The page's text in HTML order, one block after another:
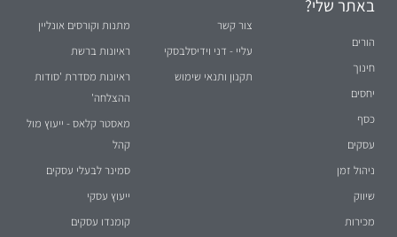
באתר שלי?
הורים
חינוך
יחסים
כסף
עסקים
ניהול זמן
שיווק
מכירות
צור קשר
עליי - דני וידיסלבסקי
תקנון ותנאי שימוש
מתנות וקורסים אונליין
ראיונות ברשת
ראיונות מסדרת 'סודות
ההצלחה'
מאסטר קלאס - ייעוץ מול
קהל
סמינר לבעלי עסקים
ייעוץ עסקי
קומנדו עסקים